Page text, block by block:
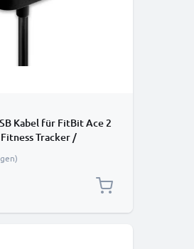
Kabel für FitBit Ace 2
Tracker /